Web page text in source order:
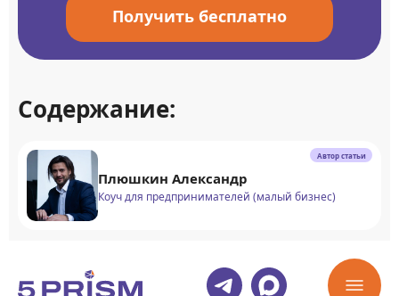
Получить бесплатно
Содержание:
Автор статьи
Плюшкин Александр
Коуч для предпринимателей (малый бизнес)
Преимущества развитого эмоционального
интеллекта